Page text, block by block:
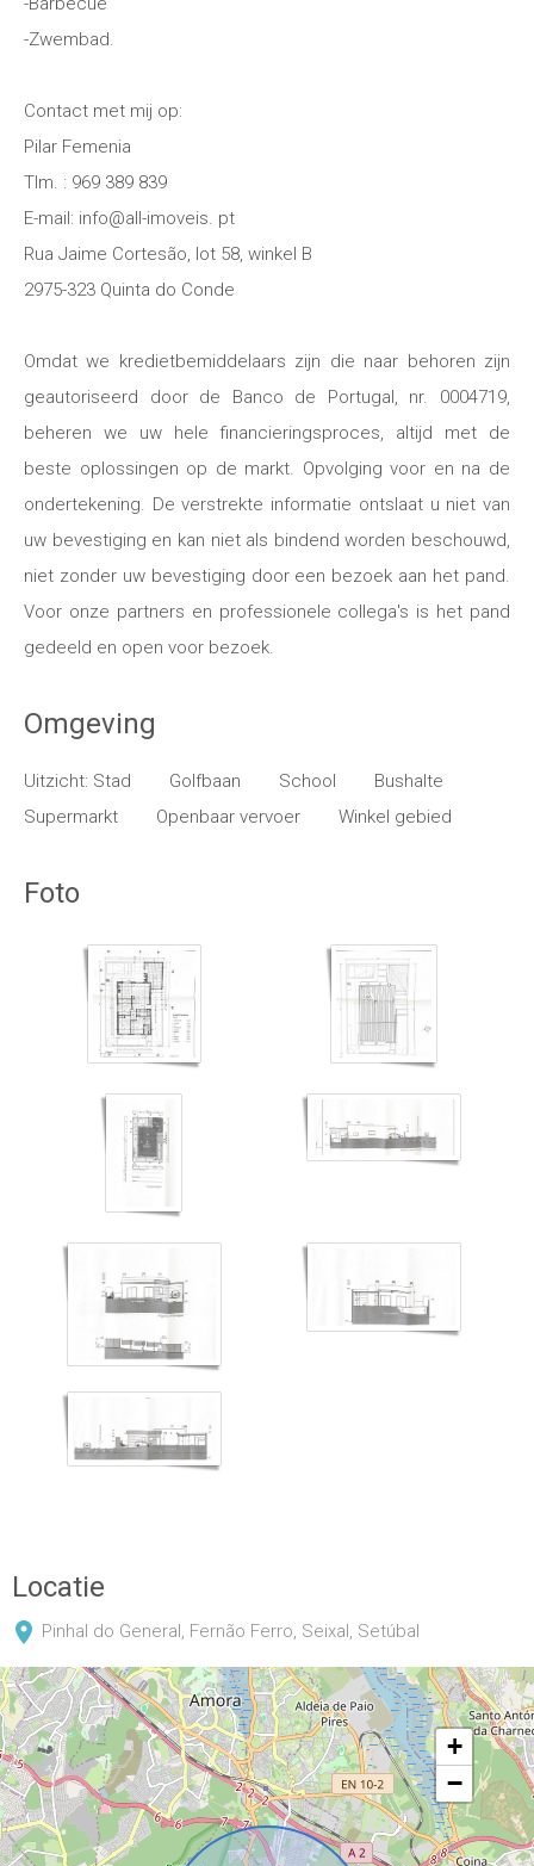
-Zwembad.
Contact met mij op:
Pilar Femenia
Tlm. : 969 389 839
E-mail: info@all-imoveis. pt
Rua Jaime Cortesão, lot 58, winkel B
2975-323 Quinta do Conde
Omdat we kredietbemiddelaars zijn die naar behoren zijn
geautoriseerd door de Banco de Portugal, nr. 0004719,
beheren we uw hele financieringsproces, altijd met de
beste oplossingen op de markt. Opvolging voor en na de
ondertekening. De verstrekte informatie ontslaat u niet van
uw bevestiging en kan niet als bindend worden beschouwd,
niet zonder uw bevestiging door een bezoek aan het pand.
Voor onze partners en professionele collega's is het pand
gedeeld en open voor bezoek.
Omgeving
Uitzicht: Stad Golfbaan School
Bushalte
Supermarkt
Openbaar vervoer Winkel gebied
Foto
Locatie
Pinhal do General, Fernão Ferro, Seixal, Setúbal
+
−